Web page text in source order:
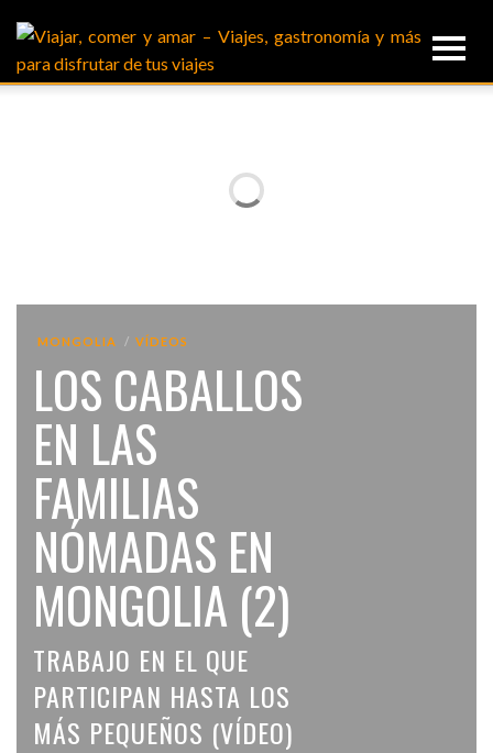
MONGOLIA VÍDEOS
LOS CABALLOS
EN LAS
FAMILIAS
NÓMADAS EN
MONGOLIA (2)
TRABAJO EN EL QUE
PARTICIPAN HASTA LOS
MÁS PEQUEÑOS (VÍDEO)